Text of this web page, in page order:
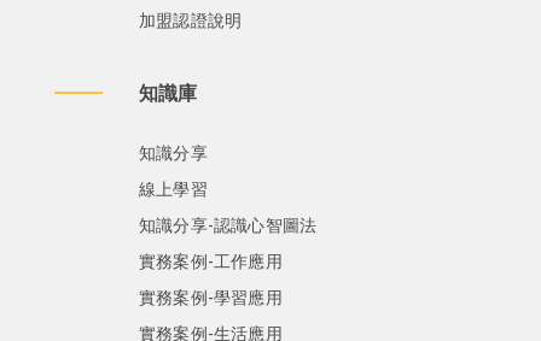
加盟認證說明
知識庫
知識分享
線上學習
知識分享-認識心智圖法
實務案例-工作應用
實務案例-學習應用
實務案例-生活應用